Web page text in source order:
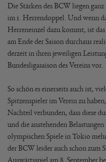
Die Stärken des BCW liegen
im 1. Herrendoppel. Und wenn
Herreneinzel dazu kommt, ist
am Ende der Saison durchaus
derzeit in ihren jeweiligen
Bundesligasaison des Vereins vor.
So schön es einerseits auch ist,
Spitzenspieler im Verein zu
Nachteil verbunden, dass diese
und die anstehenden
olympischen Spiele in Tokio
der BCW leider auch schon zum
Auswärtsspiel am 8. September